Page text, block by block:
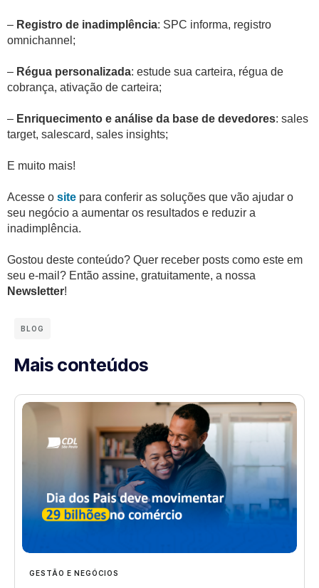
– Registro de inadimplência: SPC informa, registro
omnichannel;
– Régua personalizada: estude sua carteira, régua de
cobrança, ativação de carteira;
– Enriquecimento e análise da base de devedores: sales
target, salescard, sales insights;
E muito mais!
Acesse o site para conferir as soluções que vão ajudar o
seu negócio a aumentar os resultados e reduzir a
inadimplência.
Gostou deste conteúdo? Quer receber posts como este em
seu e-mail? Então assine, gratuitamente, a nossa
Newsletter!
BLOG
Mais conteúdos
GESTÃO E NEGÓCIOS